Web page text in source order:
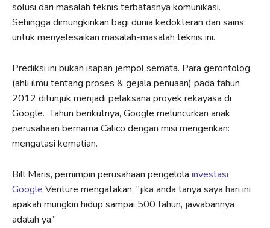
solusi dari masalah teknis terbatasnya komunikasi.
Sehingga dimungkinkan bagi dunia kedokteran dan sains
untuk menyelesaikan masalah-masalah teknis ini.
Prediksi ini bukan isapan jempol semata. Para gerontolog
(ahli ilmu tentang proses & gejala penuaan) pada tahun
2012 ditunjuk menjadi pelaksana proyek rekayasa di
Google. Tahun berikutnya, Google meluncurkan anak
perusahaan bernama Calico dengan misi mengerikan:
mengatasi kematian.
Bill Maris, pemimpin perusahaan pengelola investasi
Google Venture mengatakan, “jika anda tanya saya hari ini
apakah mungkin hidup sampai 500 tahun, jawabannya
adalah ya.”